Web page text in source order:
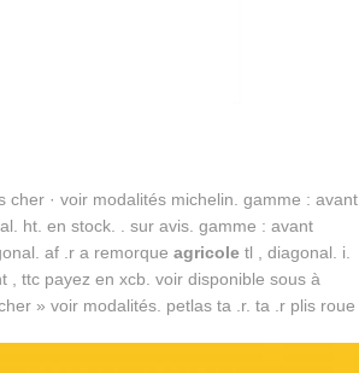
cher · voir modalités michelin. gamme : avant
ht. en stock. . sur avis. gamme : avant
af .r a remorque agricoletl , diagonal. i.
, ttc payez en xcb. voir disponible sous à
» voir modalités. petlas ta .r. ta .r plis roue